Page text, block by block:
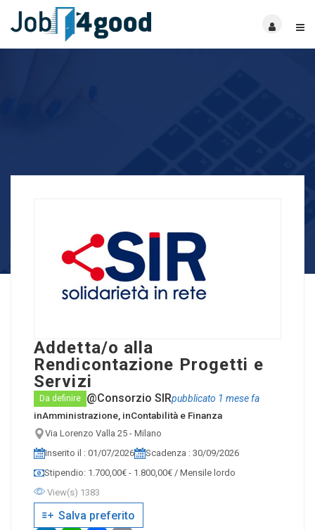
Addetta/o alla
Rendicontazione Progetti e
Servizi
Da definire @Consorzio SIRpubblicato 1 mese fa
inAmministrazione , inContabilità e Finanza
Via Lorenzo Valla 25 - Milano
Inserito il : 01/07/2026
Scadenza : 30/09/2026
Stipendio: 1.700,00€ - 1.800,00€ / Mensile lordo
View(s) 1383
Salva preferito